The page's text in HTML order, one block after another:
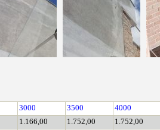
3000 3500
4000
1.166,00 1.752,00
1.752,00